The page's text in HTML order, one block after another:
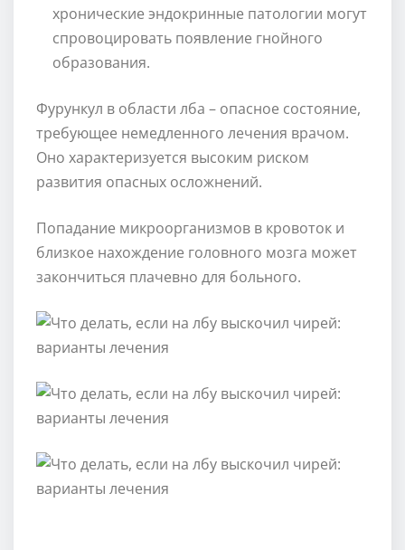
хронические эндокринные патологии могут
спровоцировать появление гнойного
образования.
Фурункул в области лба – опасное состояние,
требующее немедленного лечения врачом.
Оно характеризуется высоким риском
развития опасных осложнений.
Попадание микроорганизмов в кровоток и
близкое нахождение головного мозга может
закончиться плачевно для больного.